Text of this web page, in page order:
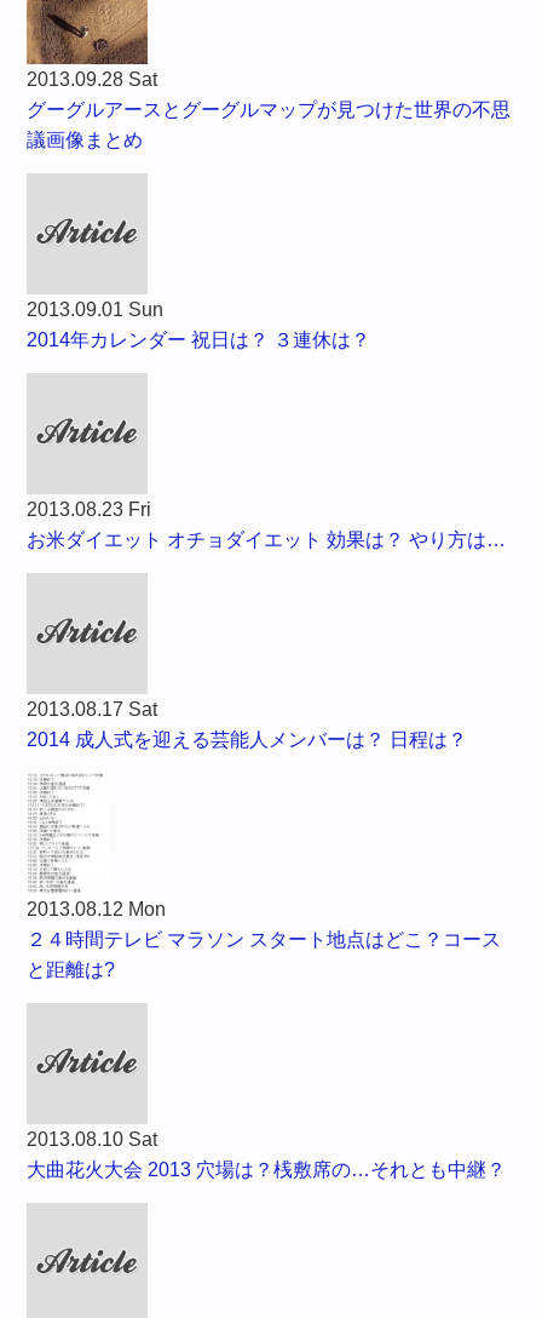
2013.09.28 Sat
グーグルアースとグーグルマップが見つけた世界の不思
議画像まとめ
2013.09.01 Sun
2014年カレンダー 祝日は？ ３連休は？
2013.08.23 Fri
お米ダイエット オチョダイエット 効果は？ やり方は…
2013.08.17 Sat
2014 成人式を迎える芸能人メンバーは？ 日程は？
2013.08.12 Mon
２４時間テレビ マラソン スタート地点はどこ？コース
と距離は?
2013.08.10 Sat
大曲花火大会 2013 穴場は？桟敷席の…それとも中継？